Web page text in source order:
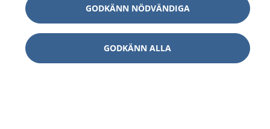
GODKÄNN NÖDVÄNDIGA
GODKÄNN ALLA